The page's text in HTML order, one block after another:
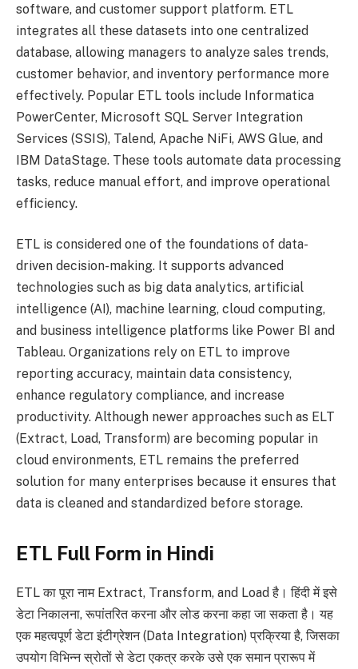
software, and customer support platform. ETL
integrates all these datasets into one centralized
database, allowing managers to analyze sales trends,
customer behavior, and inventory performance more
effectively. Popular ETL tools include Informatica
PowerCenter, Microsoft SQL Server Integration
Services (SSIS), Talend, Apache NiFi, AWS Glue, and
IBM DataStage. These tools automate data processing
tasks, reduce manual effort, and improve operational
efficiency.
ETL is considered one of the foundations of data-
driven decision-making. It supports advanced
technologies such as big data analytics, artificial
intelligence (AI), machine learning, cloud computing,
and business intelligence platforms like Power BI and
Tableau. Organizations rely on ETL to improve
reporting accuracy, maintain data consistency,
enhance regulatory compliance, and increase
productivity. Although newer approaches such as ELT
(Extract, Load, Transform) are becoming popular in
cloud environments, ETL remains the preferred
solution for many enterprises because it ensures that
data is cleaned and standardized before storage.
ETL Full Form in Hindi
ETL का पूरा नाम Extract, Transform, and Load है। हिंदी में इसे
डेटा निकालना, रूपांतरित करना और लोड करना कहा जा सकता है। यह
एक महत्वपूर्ण डेटा इंटीग्रेशन (Data Integration) प्रक्रिया है, जिसका
उपयोग विभिन्न स्रोतों से डेटा एकत्र करके उसे एक समान प्रारूप में